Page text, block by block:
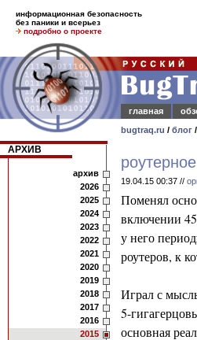
информационная безопасность
без паники и всерьез
подробно о проекте
главная
bugtraq.ru / блог /
АРХИВ
архив
2026
2025
2024
2023
2022
2021
2020
2019
2018
2017
2016
2015
роутерное
19.04.15 00:37 //
Поменял
включении
у него
роутеров, к
Играл с
5-
основная